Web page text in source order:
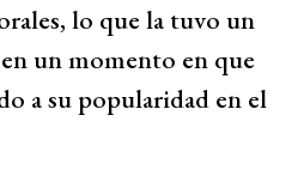
lo que la tuvo un
un momento en que
a su popularidad en el